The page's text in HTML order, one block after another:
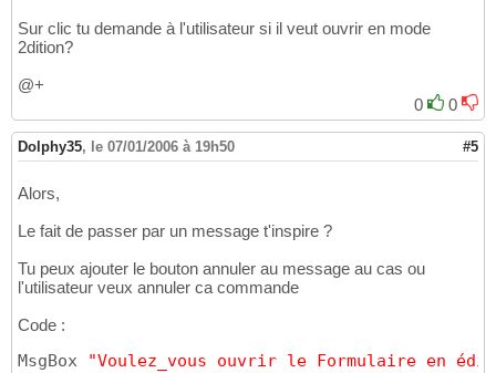
Sur clic tu demande à l'utilisateur si il veut ouvrir en mode
2dition?
@+
0
0
Dolphy35, le 07/01/2006 à 19h50 #5
Alors,
Le fait de passer par un message t'inspire ?
Tu peux ajouter le bouton annuler au message au cas ou
l'utilisateur veux annuler ca commande
Code :
MsgBox "Voulez_vous ouvrir le Formulaire en